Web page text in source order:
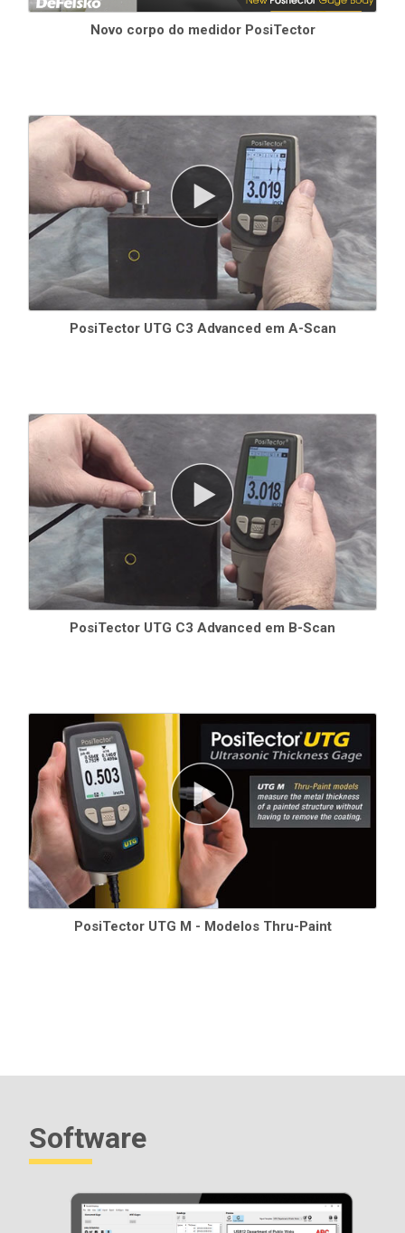
Novo corpo do medidor PosiTector
PosiTector UTG C3 Advanced em A-Scan
PosiTector UTG C3 Advanced em B-Scan
PosiTector UTG M - Modelos Thru-Paint
Software